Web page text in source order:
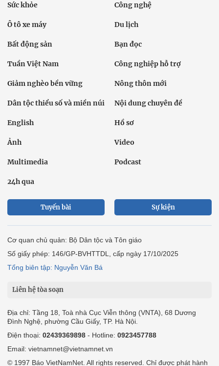
Sức khỏe Công nghệ
Ô tô xe máy Du lịch
Bất động sản Bạn đọc
Tuần Việt Nam Công nghiệp hỗ trợ
Giảm nghèo bền vững Nông thôn mới
Dân tộc thiểu số và miền núi Nội dung chuyên đề
English Hồ sơ
Ảnh Video
Multimedia Podcast
24h qua
Tuyến bài Sự kiện
Cơ quan chủ quản: Bộ Dân tộc và Tôn giáo
Số giấy phép: 146/GP-BVHTTDL, cấp ngày 17/10/2025
Tổng biên tập: Nguyễn Văn Bá
Liên hệ tòa soạn
Địa chỉ: Tầng 18, Toà nhà Cục Viễn thông (VNTA), 68 Dương
Đình Nghệ, phường Cầu Giấy, TP. Hà Nội.
Điện thoại: 02439369898 - Hotline: 0923457788
Email: vietnamnet@vietnamnet.vn
© 1997 Báo VietNamNet. All rights reserved. Chỉ được phát hành